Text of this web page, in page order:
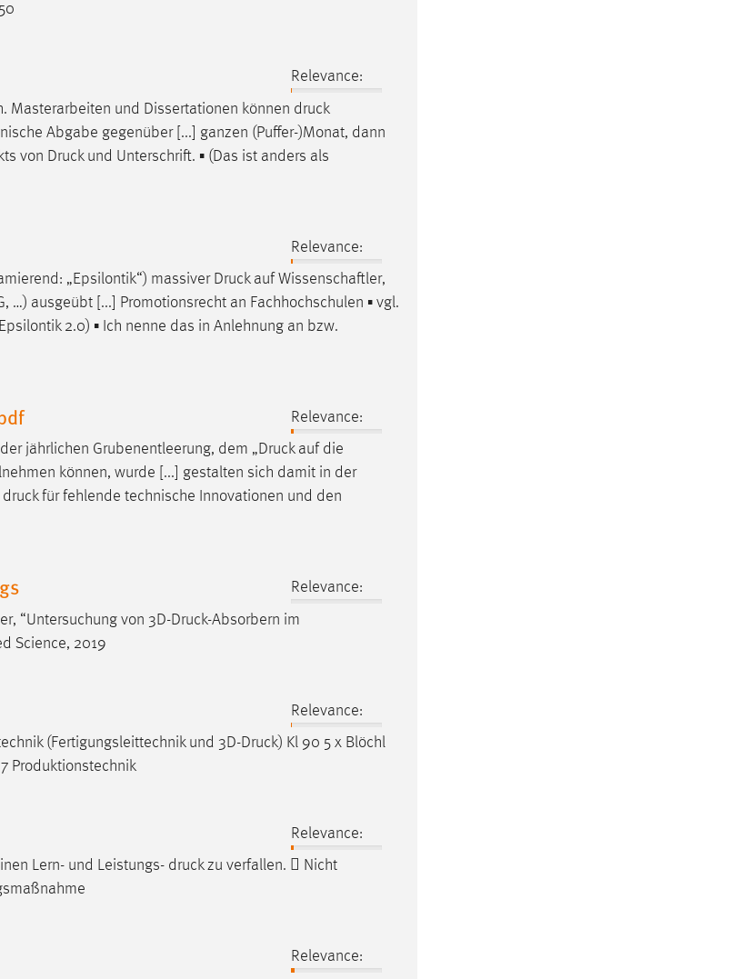
Relevance:
Masterarbeiten und Dissertationen können druck
Abgabe gegenüber [...] ganzen (Puffer-)Monat, dann
von Druckund Unterschrift. ▪ (Das ist anders als
Relevance:
„Epsilontik“) massiver Druckauf Wissenschaftler,
ausgeübt [...] Promotionsrecht an Fachhochschulen ▪ vgl.
2.0) ▪ Ich nenne das in Anlehnung an bzw.
Relevance:
jährlichen Grubenentleerung, dem „Druckauf die
können, wurde [...] gestalten sich damit in der
druckfür fehlende technische Innovationen und den
Relevance:
“Untersuchung von 3D-Druck-Absorbern im
Science, 2019
Relevance:
(Fertigungsleittechnik und 3D-Druck) Kl 90 5 x Blöchl
Produktionstechnik
Relevance:
Lern- und Leistungs- druckzu verfallen.  Nicht
Relevance: